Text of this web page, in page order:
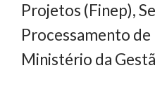
Projetos (Finep),
Processamento de
Ministério da